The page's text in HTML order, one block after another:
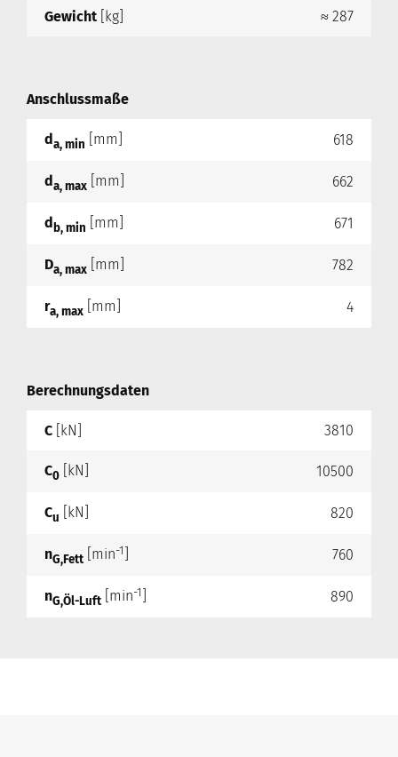
Gewicht [kg] ≈ 287
Anschlussmaße
da, min [mm] 618
da, max [mm] 662
db, min [mm] 671
Da, max [mm] 782
ra, max [mm] 4
Berechnungsdaten
C [kN] 3810
C0 [kN] 10500
Cu [kN] 820
nG,Fett [min-1 760
nG,Öl-Luft [min-1 890